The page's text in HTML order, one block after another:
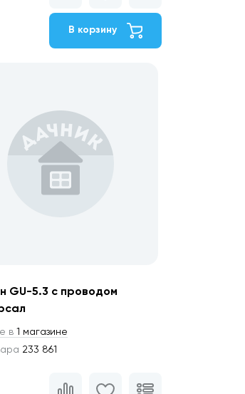
В корзину
GU-5.3 с проводом
в1 магазине
233 861